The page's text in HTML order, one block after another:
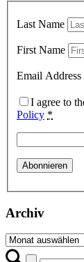
Last Name
First Name
Email Address
I agree to
Policy *
Archiv
Archiv